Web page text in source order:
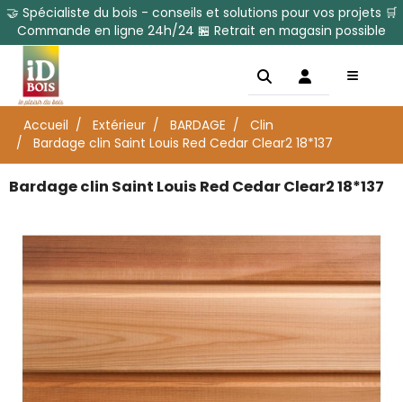
🤝 Spécialiste du bois - conseils et solutions pour vos projets 🛒
Commande en ligne 24h/24 🏪 Retrait en magasin possible
Accueil Extérieur BARDAGE
Clin
Bardage clin Saint Louis Red Cedar Clear2 18*137
Bardage clin Saint Louis Red Cedar Clear2 18*137